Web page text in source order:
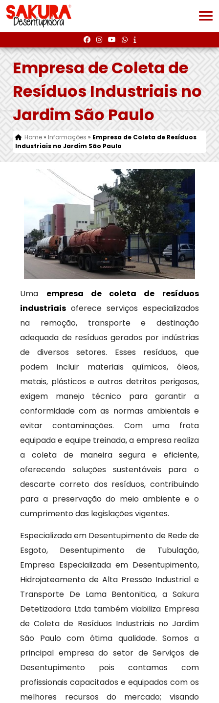
Empresa de Coleta de
Resíduos Industriais no
Jardim São Paulo
Home» Informações » Empresa de Coleta de Resíduos
Industriais no Jardim São Paulo
Uma empresa de coleta de resíduos
industriais oferece serviços especializados
na remoção, transporte e destinação
adequada de resíduos gerados por indústrias
de diversos setores. Esses resíduos, que
podem incluir materiais químicos, óleos,
metais, plásticos e outros detritos perigosos,
exigem manejo técnico para garantir a
conformidade com as normas ambientais e
evitar contaminações. Com uma frota
equipada e equipe treinada, a empresa realiza
a coleta de maneira segura e eficiente,
oferecendo soluções sustentáveis para o
descarte correto dos resíduos, contribuindo
para a preservação do meio ambiente e o
cumprimento das legislações vigentes.
Especializada em Desentupimento de Rede de
Esgoto, Desentupimento de Tubulação,
Empresa Especializada em Desentupimento,
Hidrojateamento de Alta Pressão Industrial e
Transporte De Lama Bentonitica, a Sakura
Detetizadora Ltda também viabiliza Empresa
de Coleta de Resíduos Industriais no Jardim
São Paulo com ótima qualidade. Somos a
principal empresa do setor de Serviços de
Desentupimento pois contamos com
profissionais capacitados e equipados com os
melhores recursos do mercado; visando